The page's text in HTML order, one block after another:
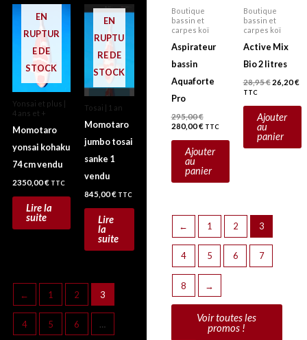
EN
RUPTUR
E DE
STOCK
Yonsai et plus |
4 ans et +
Momotaro
yonsai kohaku
74 cm vendu
2350,00€ TTC
Lire la
suite
EN
RUPTU
RE DE
STOCK
Tosai | 1 an
Momotaro
jumbo tosai
sanke 1
vendu
845,00€ TTC
Lire
la
suite
← 1 2 3
4 5 6 …
Boutique
bassin et
carpes koï
Aspirateur
bassin
Aquaforte
Pro
295,00€
280,00€ TTC
Ajouter
au
panier
Boutique
bassin et
carpes koï
Active Mix
Bio 2 litres
28,95€ 26,20€
TTC
Ajouter
au
panier
← 1 2 3
4 5 6 7
8 →
Voir toutes les
promos !